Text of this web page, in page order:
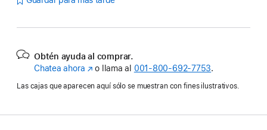
Obtén ayuda al comprar.
Chatea ahora (se
en
nueva
o llama al 001‑800‑692‑7753.
Las cajas que aparecen aquí sólo se muestran con fines ilustrativos.